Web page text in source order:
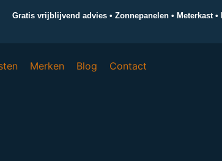
Gratis vrijblijvend advies • Zonnepanelen • Meterkast
Merken Blog Contact